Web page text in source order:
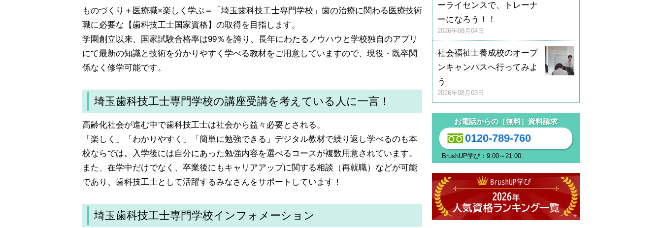
ものづくり＋医療職×楽しく学ぶ＝「埼玉歯科技工士専門学校」歯の治療に関わる医療技術
職に必要な【歯科技工士国家資格】の取得を目指します。
学園創立以来、国家試験合格率は99％を誇り、長年にわたるノウハウと学校独自のアプリ
にて最新の知識と技術を分かりやすく学べる教材をご用意していますので、現役・既卒関
係なく修学可能です。
埼玉歯科技工士専門学校の講座受講を考えている人に一言！
高齢化社会が進む中で歯科技工士は社会から益々必要とされる。
「楽しく」「わかりやすく」「簡単に勉強できる」デジタル教材で繰り返し学べるのも本
校ならでは。入学後には自分にあった勉強内容を選べるコースが複数用意されています。
また、在学中だけでなく、卒業後にもキャリアアップに関する相談（再就職）などが可能
であり、歯科技工士として活躍するみなさんをサポートしています！
埼玉歯科技工士専門学校インフォメーション
ーライセンスで、トレーナ
ーになろう！！
2026年08月04日
社会福祉士養成校のオープ
ンキャンパスへ行ってみよ
う
2026年08月03日
お電話からの［無料］資料請求
0120-789-760
BrushUP学び：9:00～21:00